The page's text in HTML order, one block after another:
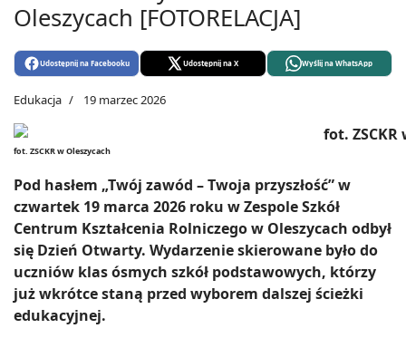
Oleszycach [FOTORELACJA]
Udostępnij na Facebooku Udostępnij na X Wyślij na WhatsApp
Edukacja 19 marzec 2026
fot. ZSCKR w Oleszycach
Pod hasłem „Twój zawód – Twoja przyszłość” w
czwartek 19 marca 2026 roku w Zespole Szkół
Centrum Kształcenia Rolniczego w Oleszycach odbył
się Dzień Otwarty. Wydarzenie skierowane było do
uczniów klas ósmych szkół podstawowych, którzy
już wkrótce staną przed wyborem dalszej ścieżki
edukacyjnej.